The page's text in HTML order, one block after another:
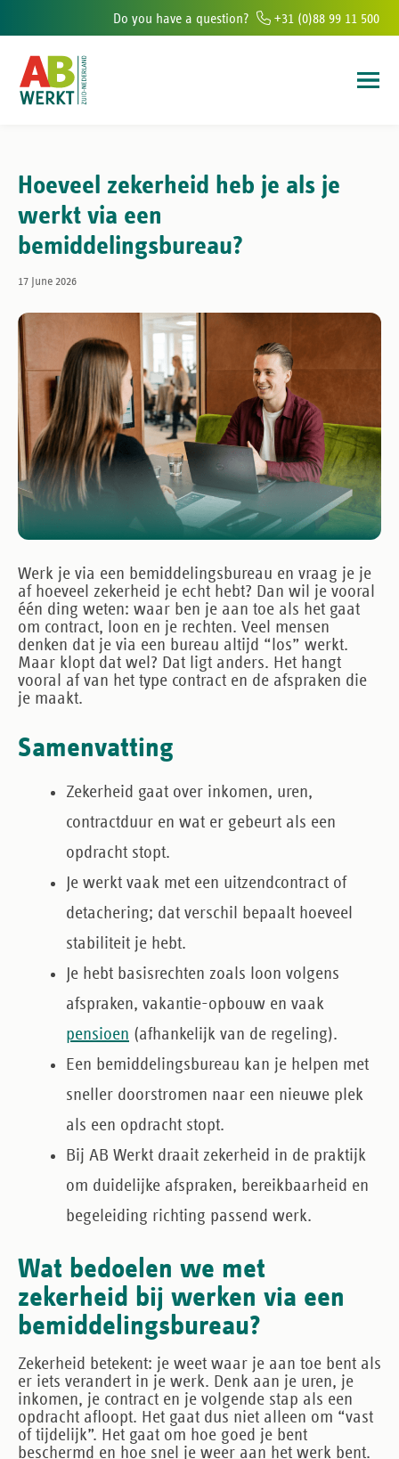
in the south of The Netherlands
Do you have a question? +31 (0)88 99 11 500
Hoeveel zekerheid heb je als je
werkt via een
bemiddelingsbureau?
17 June 2026
Werk je via een bemiddelingsbureau en vraag je je
af hoeveel zekerheid je echt hebt? Dan wil je vooral
één ding weten: waar ben je aan toe als het gaat
om contract, loon en je rechten. Veel mensen
denken dat je via een bureau altijd “los” werkt.
Maar klopt dat wel? Dat ligt anders. Het hangt
vooral af van het type contract en de afspraken die
je maakt.
Samenvatting
Zekerheid gaat over inkomen, uren,
contractduur en wat er gebeurt als een
opdracht stopt.
Je werkt vaak met een uitzendcontract of
detachering; dat verschil bepaalt hoeveel
stabiliteit je hebt.
Je hebt basisrechten zoals loon volgens
afspraken, vakantie-opbouw en vaak
pensioen (afhankelijk van de regeling).
Een bemiddelingsbureau kan je helpen met
sneller doorstromen naar een nieuwe plek
als een opdracht stopt.
Bij AB Werkt draait zekerheid in de praktijk
om duidelijke afspraken, bereikbaarheid en
begeleiding richting passend werk.
Wat bedoelen we met
zekerheid bij werken via een
bemiddelingsbureau?
Zekerheid betekent: je weet waar je aan toe bent als
er iets verandert in je werk. Denk aan je uren, je
inkomen, je contract en je volgende stap als een
opdracht afloopt. Het gaat dus niet alleen om “vast
of tijdelijk”. Het gaat om hoe goed je bent
beschermd en hoe snel je weer aan het werk bent.